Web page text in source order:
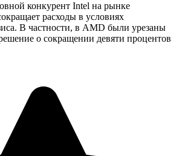
конкурент Intel на рынке
расходы в условиях
В частности, в AMD были урезаны
о сокращении девяти процентов